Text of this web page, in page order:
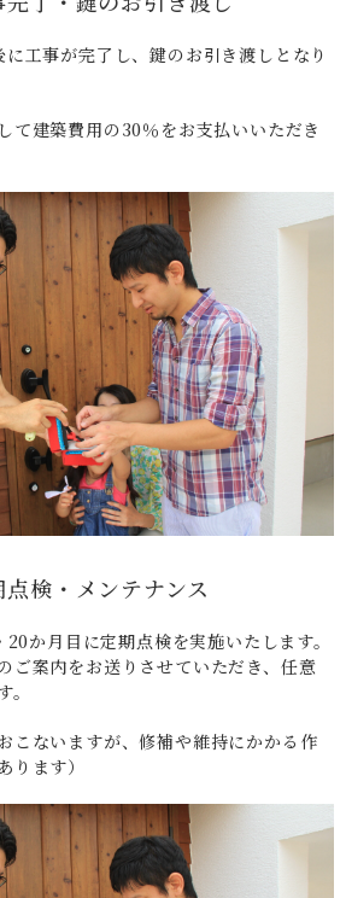
工事が完了し、鍵のお引き渡しとなり
て建築費用の30％をお支払いいただき
検・メンテナンス
か月目に定期点検を実施いたします。
ご案内をお送りさせていただき、任意
こないますが、修補や維持にかかる作
ります）